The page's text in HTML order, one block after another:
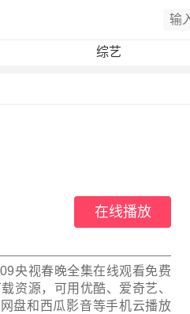
综艺
在线播放
央视春晚全集在线观看免费
资源，可用优酷、爱奇艺、
盘和西瓜影音等手机云播放